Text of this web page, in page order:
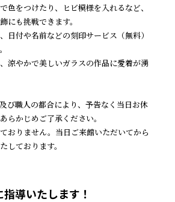
色をつけたり、ヒビ模様を入れるなど、
にも挑戦できます。
日付や名前などの刻印サービス（無料）
涼やかで美しいガラスの作品に愛着が湧
び職人の都合により、予告なく当日お休
らかじめご了承ください。
おりません。当日ご来館いただいてから
しております。
導いたします！